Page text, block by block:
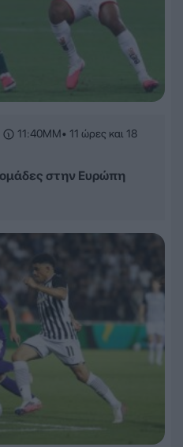
11:40ΜΜ• 11 ώρες και 18
ομάδες στην Ευρώπη